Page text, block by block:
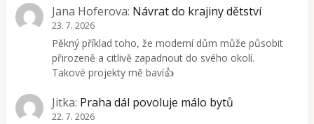
Jana Hoferova: Návrat do krajiny dětství
23. 7. 2026
Pěkný příklad toho, že moderní dům může působit
přirozeně a citlivě zapadnout do svého okolí.
Takové projekty mě baví👍
Jitka: Praha dál povoluje málo bytů
22. 7. 2026